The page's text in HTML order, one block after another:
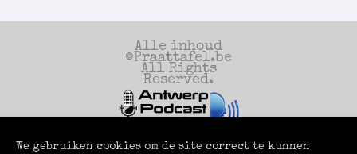
Alle inhoud
©Praattafel.be
All Rights
Reserved.
Een productie
We gebruiken cookies om de site correct te kunnen